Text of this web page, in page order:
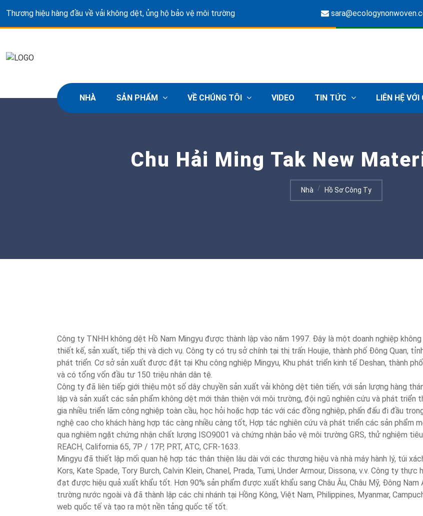
Thương hiệu hàng đầu về vải không dệt, ủng hộ bảo vệ môi trường
NHÀ SẢN PHẨM VỀ CHÚNG TÔI VIDEO TIN TỨC LIÊN HỆ
Chu Hải Ming Tak New
Nhà Hồ Sơ Công Ty
Công ty TNHH không dệt Hồ Nam Mingyu được thành lập vào năm 1997. Đây là một doanh nghiệp
thiết kế, sản xuất, tiếp thị và dịch vụ. Công ty có trụ sở chính tại thị trấn Houjie, thành phố Đông Quan,
phát triển. Cơ sở sản xuất được đặt tại Khu công nghiệp Mingyu, Khu phát triển kinh tế Deshan, thành
và có tổng vốn đầu tư 150 triệu nhân dân tệ.
Công ty đã liên tiếp giới thiệu một số dây chuyền sản xuất vải không dệt tiên tiến, với sản lượng hàng
lập và sản xuất các sản phẩm không dệt mới thân thiện với môi trường, đội ngũ nghiên cứu và phát
gia nhiều triển lãm công nghiệp toàn cầu, học hỏi hoặc hợp tác với các đồng nghiệp, phấn đấu đi đầu
nghệ cao cho khách hàng hợp tác càng nhiều càng tốt, Hợp tác nghiên cứu và phát triển các sản phẩm
qua nghiêm ngặt chứng nhận chất lượng ISO9001 và chứng nhận bảo vệ môi trường GRS, thử nghiệm
REACH, California 65, 7P / 17P, PRT, ATC, CFR-1633.
Mingyu đã thiết lập mối quan hệ hợp tác thân thiện lâu dài với các thương hiệu và nhà máy hành lý, túi
Kors, Kate Spade, Tory Burch, Calvin Klein, Chanel, Prada, Tumi, Under Armour, Dissona, v.v. Công ty
đạt được hiệu quả xuất khẩu tốt. Hơn 90% sản phẩm được xuất khẩu sang Châu Âu, Châu Mỹ, Đông
trường nước ngoài và đã thành lập các chi nhánh tại Hồng Kông, Việt Nam, Philippines, Myanmar,
web quốc tế và tạo ra một nền tảng quốc tế tốt.